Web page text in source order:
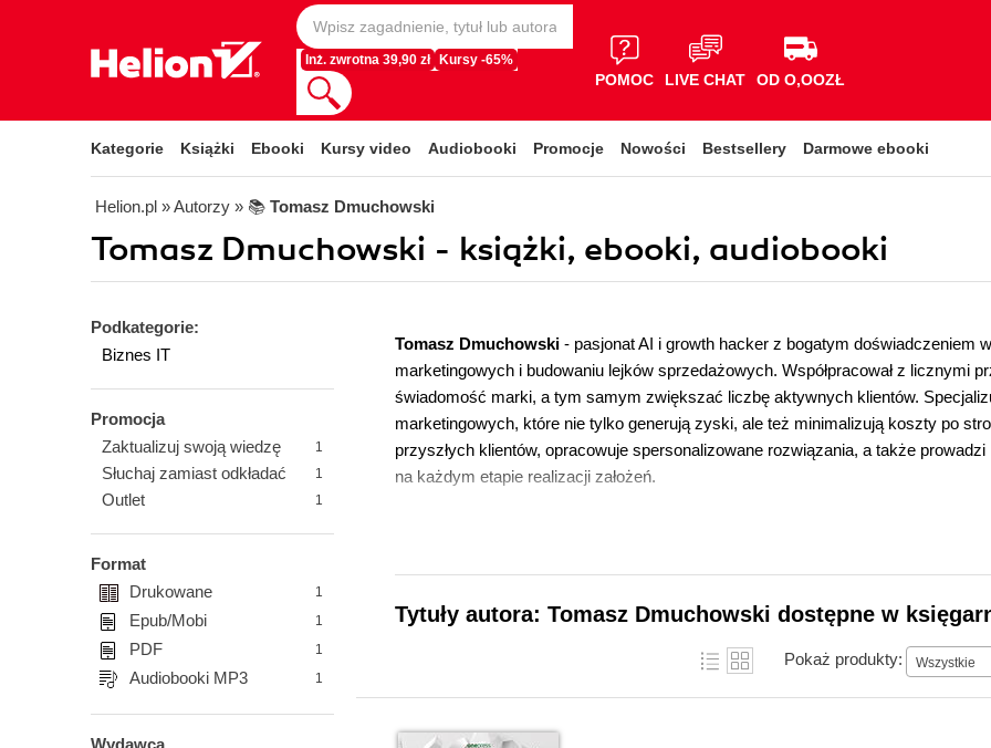
Inż. zwrotna 39,90 zł Kursy -65%
POMOC LIVE CHAT OD O,OOZŁ
Kategorie Książki Ebooki Kursy video Audiobooki Promocje Nowości Bestsellery Darmowe ebooki
Helion.pl » Autorzy » 📚 Tomasz Dmuchowski
Tomasz Dmuchowski - książki, ebooki, audiobooki
Podkategorie:
Biznes IT
Promocja
Zaktualizuj swoją wiedzę
1
Słuchaj zamiast odkładać 1
Outlet 1
Format
Drukowane
1
Epub/Mobi 1
PDF 1
Audiobooki MP3 1
Wydawca
Tomasz Dmuchowski - pasjonat AI i growth hacker z bogatym doświadczeniem
marketingowych i budowaniu lejków sprzedażowych. Współpracował z licznymi
świadomość marki, a tym samym zwiększać liczbę aktywnych klientów.
marketingowych, które nie tylko generują zyski, ale też minimalizują koszty po
przyszłych klientów, opracowuje spersonalizowane rozwiązania, a także
na każdym etapie realizacji założeń.
Tytuły autora: Tomasz Dmuchowski dostępne w
Pokaż produkty: Wszystkie